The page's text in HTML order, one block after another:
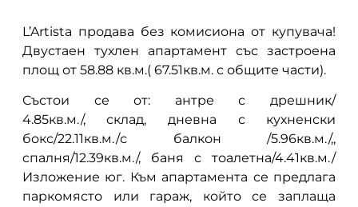
L’Artista продава без комисиона от купувача!
Двустаен тухлен апартамент със застроена
площ от 58.88 кв.м.( 67.51кв.м. с общите части).
Състои се от: антре с дрешник/
4.85кв.м./, склад, дневна с кухненски
бокс/22.11кв.м./с балкон /5.96кв.м./,,
спалня/12.39кв.м./, баня с тоалетна/4.41кв.м./
Изложение юг. Към апартамента се предлага
паркомясто или гараж, който се заплаща